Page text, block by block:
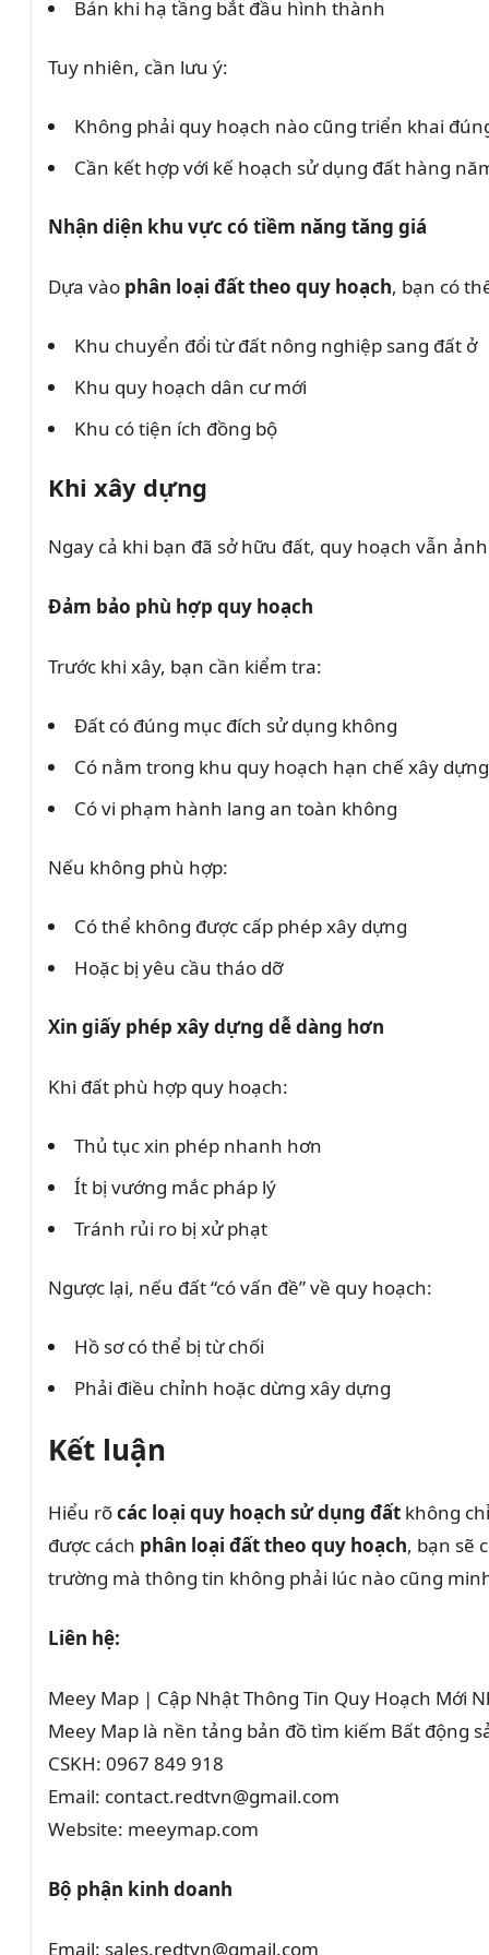
Bán khi hạ tầng bắt đầu hình thành
Tuy nhiên, cần lưu ý:
Không phải quy hoạch nào cũng triển khai
Cần kết hợp với kế hoạch sử dụng đất hàng
Nhận diện khu vực có tiềm năng tăng giá
Dựa vào phân loại đất theo quy hoạch, bạn có
Khu chuyển đổi từ đất nông nghiệp sang đất ở
Khu quy hoạch dân cư mới
Khu có tiện ích đồng bộ
Khi xây dựng
Ngay cả khi bạn đã sở hữu đất, quy hoạch vẫn
Đảm bảo phù hợp quy hoạch
Trước khi xây, bạn cần kiểm tra:
Đất có đúng mục đích sử dụng không
Có nằm trong khu quy hoạch hạn chế xây
Có vi phạm hành lang an toàn không
Nếu không phù hợp:
Có thể không được cấp phép xây dựng
Hoặc bị yêu cầu tháo dỡ
Xin giấy phép xây dựng dễ dàng hơn
Khi đất phù hợp quy hoạch:
Thủ tục xin phép nhanh hơn
Ít bị vướng mắc pháp lý
Tránh rủi ro bị xử phạt
Ngược lại, nếu đất “có vấn đề” về quy hoạch:
Hồ sơ có thể bị từ chối
Phải điều chỉnh hoặc dừng xây dựng
Kết luận
Hiểu rõcác loại quy hoạch sử dụng đất không
được cách phân loại đất theo quy hoạch, bạn sẽ
trường mà thông tin không phải lúc nào cũng
Liên hệ:
Meey Map | Cập Nhật Thông Tin Quy Hoạch Mới
Meey Map là nền tảng bản đồ tìm kiếm Bất động
CSKH: 0967 849 918
Email: contact.redtvn@gmail.com
Website: meeymap.com
Bộ phận kinh doanh
Email: sales.redtvn@gmail.com